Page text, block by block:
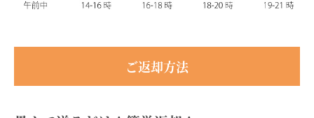
ご返却方法